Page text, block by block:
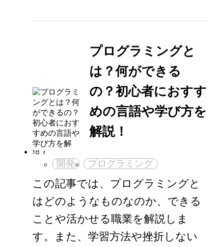
プログラミングと
は？何ができる
の？初心者におすす
めの言語や学び方を
解説！
開発 プログラミング
この記事では、プログラミングと
はどのようなものなのか、できる
ことや活かせる職業を解説しま
す。また、学習方法や挫折しない